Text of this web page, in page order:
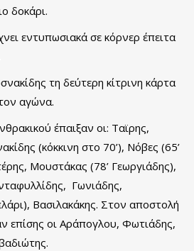
δοκάρι.
εντυπωσιακά σε κόρνερ έπειτα
τη δεύτερη κίτρινη κάρτα
αγώνα.
έπαιξαν οι: Ταϊρης,
(κόκκινη στο 70’), Νόβες (65’
Μουστάκας (78’ Γεωργιάδης),
Γωνιάδης,
Βασιλακάκης. Στον αποστολή
επίσης οι Αράπογλου, Φωτιάδης,